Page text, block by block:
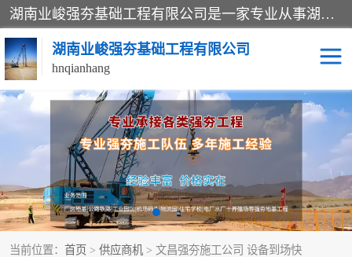
湖南业峻强夯基础工程有限公司是一家专业从事湖南强夯基础工程、强夯机租赁，地基处理的施工单位。业务覆盖：湖南、广东，江西等地。可承接1000KN.m-25000KN.m强夯（置换）工程。公司创始人是国内较早期从事强夯施工的建设者，经过多年的一步一个脚印的发展，在行业内具有较高的度和良好的口碑。
湖南业峻强夯基础工程有限公司
hnqianhang
当前位置： 首页 > 供应商机 > 文昌强夯施工公司 设备到场快
强夯施工案例 强夯机租赁
强夯施工工程 强夯施工队伍
强夯队伍